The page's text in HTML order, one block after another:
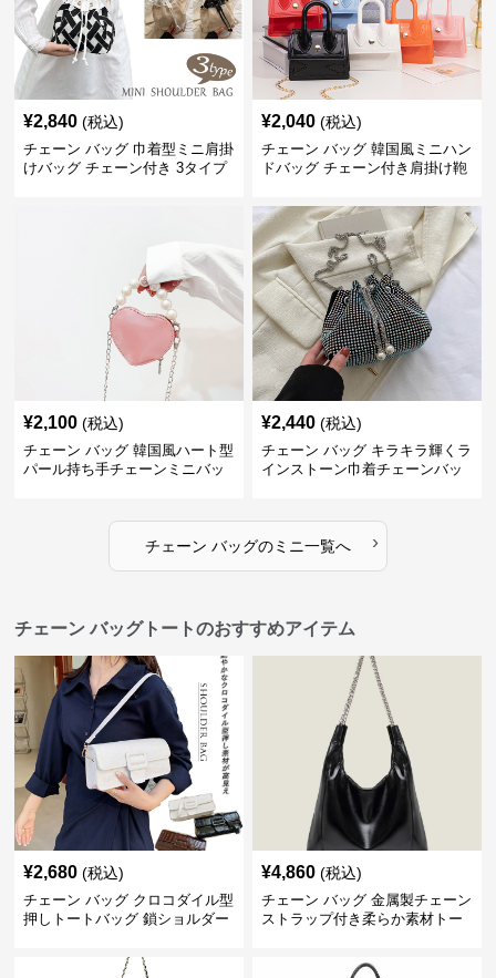
¥2,840 (税込)
チェーン バッグ 巾着型ミニ肩掛
けバッグ チェーン付き 3タイプ
¥2,040 (税込)
チェーン バッグ 韓国風ミニハン
ドバッグ チェーン付き肩掛け鞄
¥2,100 (税込)
チェーン バッグ 韓国風ハート型
パール持ち手チェーンミニバッ
¥2,440 (税込)
チェーン バッグ キラキラ輝くラ
インストーン巾着チェーンバッ
チェーン バッグのミニ一覧へ ›
チェーン バッグトートのおすすめアイテム
¥2,680 (税込)
チェーン バッグ クロコダイル型
押しトートバッグ 鎖ショルダー
¥4,860 (税込)
チェーン バッグ 金属製チェーン
ストラップ付き柔らか素材トー